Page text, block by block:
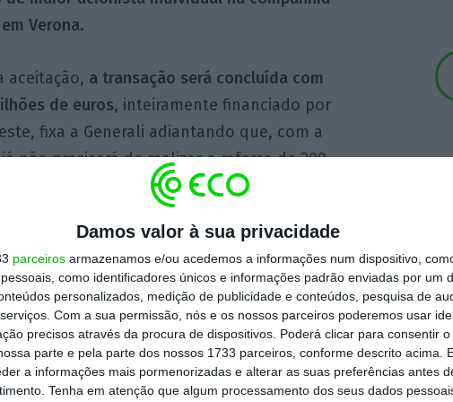
Damos valor à sua privacidade
parceiros armazenamos e/ou acedemos a informações num dispositivo,
como identificadores únicos e informações padrão enviadas por um
personalizados, medição de publicidade e conteúdos, pesquisa de
Com a sua permissão, nós e os nossos parceiros poderemos usar
precisos através da procura de dispositivos. Poderá clicar para consentir o
parte e pela parte dos nossos 1733 parceiros, conforme descrito acima.
a informações mais pormenorizadas e alterar as suas preferências antes
Tenha em atenção que algum processamento dos seus dados
Verona.
aceitação, a transação será concluída com
de euros, inteiramente financiado por
fixa a Generali adiantando que, com a
não precisará de realizar o reforço de 200
de capital exigido pela supervisão de
adquirente,a Cattolica gere uma carteira de
de 1800 colaboradores. A companhia, que já
por quotas, tinha cerca de 24 mil
fecho de 2020.